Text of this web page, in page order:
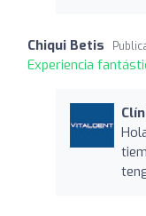
Chiqui Betis
Experiencia